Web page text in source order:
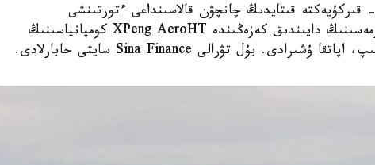
استانا. قازاقپارات - 2025 -جىلعى 16- قىركۇيەكتە قىتايدىڭ چانچۋن قالاسىنداعى ءتورتىنشى
حالىقارالىق اۆياتسيا جانە اەروعارىش كورمەسىنىڭ دايىندىق كەزەڭىندە XPeng AeroHT كومپانياسىنىڭ